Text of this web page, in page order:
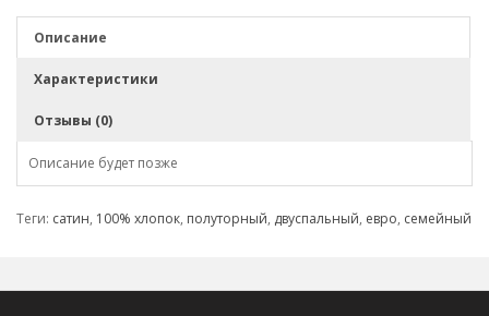
Описание
Характеристики
Отзывы (0)
Описание будет позже
Теги: сатин, 100% хлопок, полуторный, двуспальный, евро, семейный